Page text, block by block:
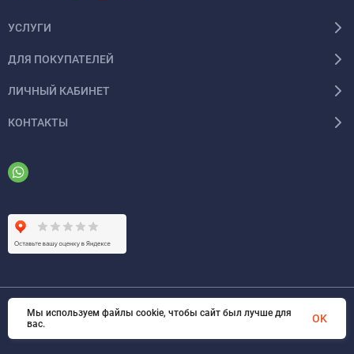
УСЛУГИ
ДЛЯ ПОКУПАТЕЛЕЙ
ЛИЧНЫЙ КАБИНЕТ
КОНТАКТЫ
© 2026 ООО «ФАЗИНЖИНИРИНГ». Все права защищены
Мы используем файлы cookie, чтобы сайт был лучше для
вас.
OK